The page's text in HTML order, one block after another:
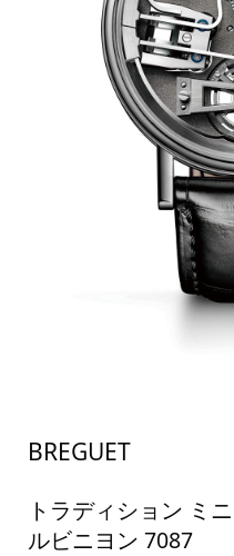
BREGUET
トラディション ミ
ルビニヨン 7087